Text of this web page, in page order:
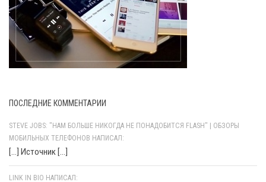
ПОСЛЕДНИЕ КОММЕНТАРИИ
STEVE JOBS: "НАМ БОЛЬШЕ НИКОГДА НЕ ПОНАДОБИТСЯ FLASH" | ОБЗОРЫ
МОБИЛЬНЫХ ТЕЛЕФОНОВ НАПИСАЛ:
[…] Источник […]
LINK IN BIO НАПИСАЛ: